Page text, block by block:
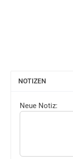
NOTIZEN
EINBLENDEN
Neue Notiz: